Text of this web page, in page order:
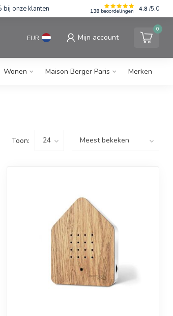
bij onze klanten 138 beoordelingen 4.8 /5.0
EUR Mijn account
0
Wonen Maison Berger Paris Merken
Toon: